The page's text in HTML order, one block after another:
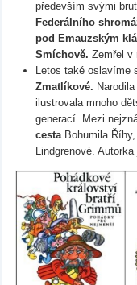
především svými
Federálního
pod Emauzským
Smíchově. Zemřel v
Letos také oslavíme
Zmatlíkové.
ilustrovala mnoho
generací. Mezi
cestaBohumila Říhy,
Lindgrenové.